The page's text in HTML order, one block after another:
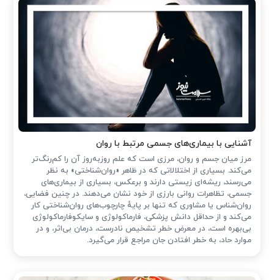
آشنایی با بیماری‌های جسمی مرتبط با روان
مرز میان جسم و روان، مرزی است که علم روزبه‌روز آن را کم‌رنگ‌تر
می‌کند. بسیاری از اختلالاتی که در ظاهر «روان‌شناختی» به نظر
می‌رسند، ریشه‌ای زیستی دارند و برعکس، بسیاری از بیماری‌های
جسمی، تظاهرات روانی بارزی از خود نشان می‌دهند. در چنین فضایی،
روان‌شناس یا مشاوری که تنها بر پایهٔ چارچوب‌های روان‌شناختی کار
می‌کند و از حداقل دانش پزشکی، فارماکولوژی و سایکوفارماکولوژی
بی‌بهره است، در معرض خطر تشخیص نادرست، درمان بی‌اثر، و در
موارد حاد، به خطر افتادن جان مراجع قرار می‌گیرد.